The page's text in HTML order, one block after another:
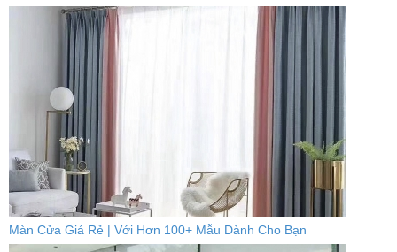
Màn Cửa Giá Rẻ | Với Hơn 100+ Mẫu Dành Cho Bạn